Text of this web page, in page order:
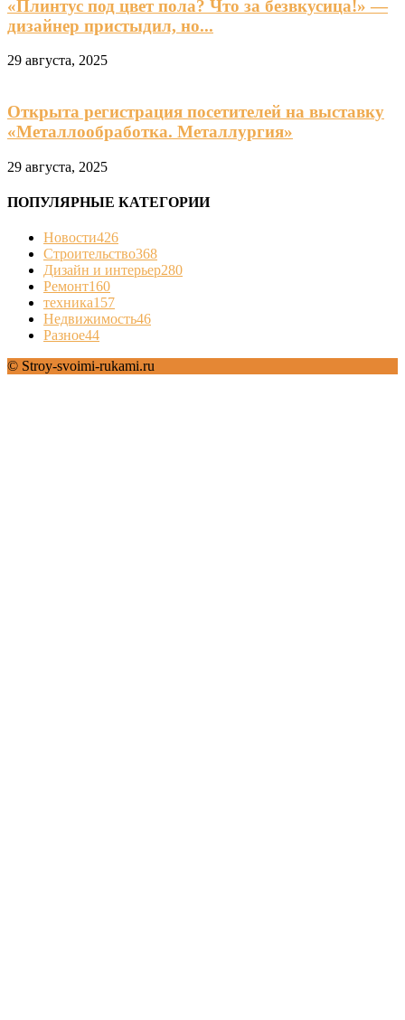
«Плинтус под цвет пола? Что за безвкусица!» —
дизайнер пристыдил, но...
29 августа, 2025
Открыта регистрация посетителей на выставку
«Металлообработка. Металлургия»
29 августа, 2025
ПОПУЛЯРНЫЕ КАТЕГОРИИ
Новости426
Строительство368
Дизайн и интерьер280
Ремонт160
техника157
Недвижимость46
Разное44
© Stroy-svoimi-rukami.ru